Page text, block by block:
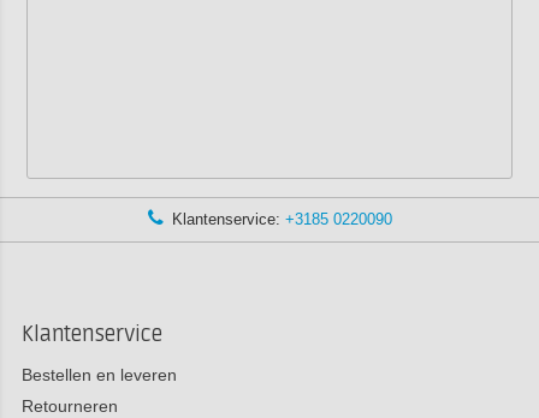
Klantenservice: +3185 0220090
Klantenservice
Bestellen en leveren
Retourneren